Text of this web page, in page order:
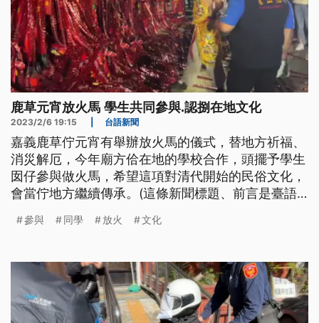
鹿草元宵放火馬 學生共同參與.認捌在地文化
2023/2/6 19:15 台語新聞
嘉義鹿草佇元宵有舉辦放火馬的儀式，替地方祈福、
消災解厄，今年廟方佮在地的學校合作，頭擺予學生
囡仔參與做火馬，希望這項對清代開始的民俗文化，
會當佇地方繼續傳承。(這條新聞標題、前言是臺語
參與 同學 放火 文化